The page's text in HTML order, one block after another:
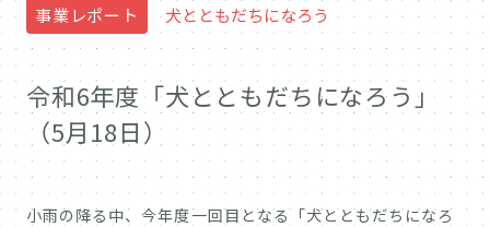
事業レポート 犬とともだちになろう
令和6年度「犬とともだちになろう」
（5月18日）
小雨の降る中、今年度一回目となる「犬とともだちになろ